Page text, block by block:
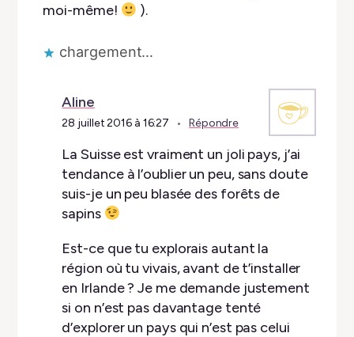
moi-même!
).
chargement…
Aline
28 juillet 2016 à 16:27 Répondre
La Suisse est vraiment un joli pays, j’ai
tendance à l’oublier un peu, sans doute
suis-je un peu blasée des forêts de
sapins
Est-ce que tu explorais autant la
région où tu vivais, avant de t’installer
en Irlande ? Je me demande justement
si on n’est pas davantage tenté
d’explorer un pays qui n’est pas celui